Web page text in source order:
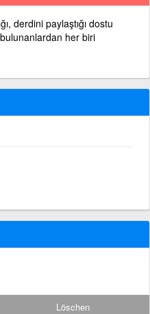
derdini paylaştığı dostu
bulunanlardan her biri
Löschen